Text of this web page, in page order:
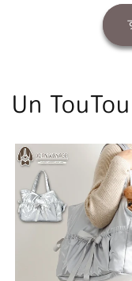
Un TouTou